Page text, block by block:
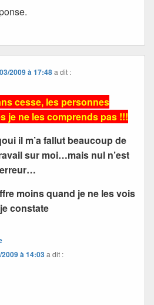
2009 à 17:48 a dit :
cesse, les personnes
je ne les comprends pas !!!
il m’a fallut beaucoup de
sur moi…mais nul n’est
moins quand je ne les vois
constate
2009 à 14:03a dit :